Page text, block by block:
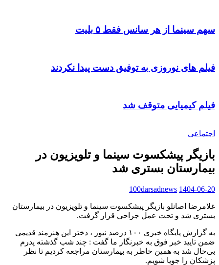
سهم سینما از هر سانس فقط ۵ بلیت
فیلم های نوروزی به توفیق دست پیدا نکردند
فیلم کیمیایی متوقف شد
اجتماعی
بازیگر پیشکسوت سینما و تلویزیون در
بیمارستان بستری شد
100darsadnews 1404-06-20
غلامرضا اصانلو بازیگر پیشکسوت سینما و تلویزیون در بیمارستان
بستری شد و تحت عمل جراحی قرار گرفت.
به گزارش پایگاه خبری ۱۰۰ درصد نیوز ، دختر این هنرمند قدیمی
ضمن تایید خبر فوق به خبرنگار ما گفت : چند شب گذشته پدرم
بی‌حال شد به همین خاطر به بیمارستان مراجعه کردیم تا نظر
پزشکان را جویا شویم.